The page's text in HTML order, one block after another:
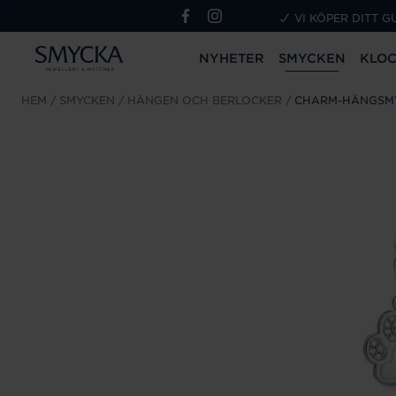
VI KÖPER DITT
NYHETER SMYCKEN
HEM SMYCKEN HÄNGEN OCH BERLOCKER CHARM-